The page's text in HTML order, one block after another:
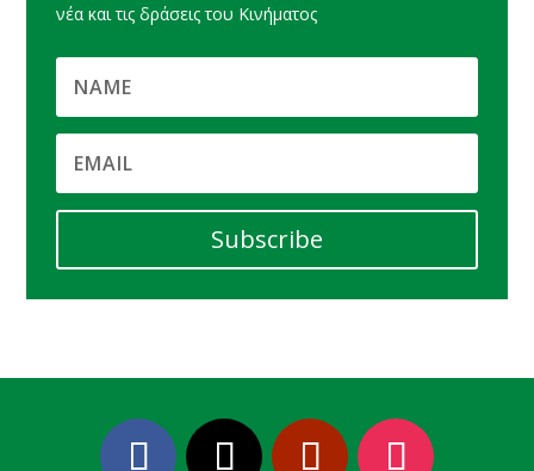
νέα και τις δράσεις του Κινήματος
Subscribe